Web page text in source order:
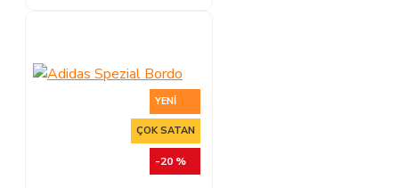
YENI
ÇOK SATAN
-20 %